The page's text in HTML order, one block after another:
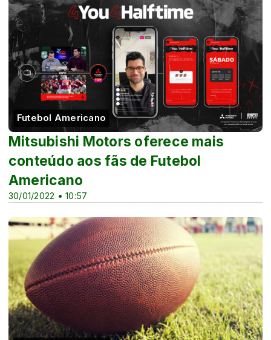
Futebol Americano
30/01/2022 • 10:57
Mitsubishi Motors oferece mais
conteúdo aos fãs de Futebol
Americano